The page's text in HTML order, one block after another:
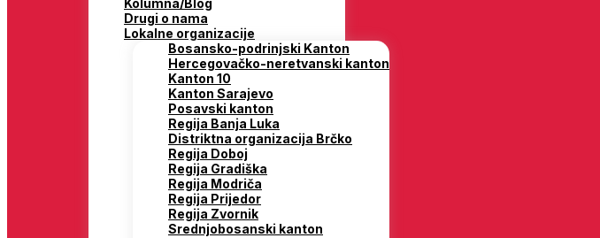
Kolumna/Blog
Drugi o nama
Lokalne organizacije
Bosansko-podrinjski Kanton
Hercegovačko-neretvanski kanton
Kanton 10
Kanton Sarajevo
Posavski kanton
Regija Banja Luka
Distriktna organizacija Brčko
Regija Doboj
Regija Gradiška
Regija Modriča
Regija Prijedor
Regija Zvornik
Srednjobosanski kanton